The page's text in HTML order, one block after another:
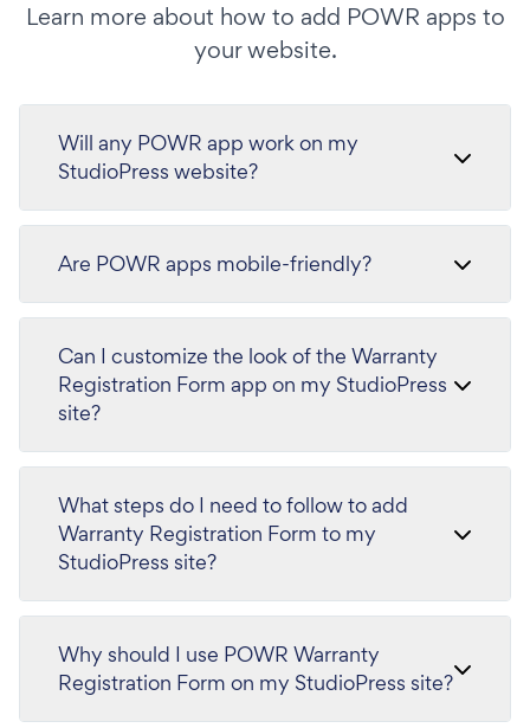
Learn more about how to add POWR apps to
your website.
Will any POWR app work on my
StudioPress website?
Are POWR apps mobile-friendly?
Can I customize the look of the Warranty
Registration Form app on my StudioPress
site?
What steps do I need to follow to add
Warranty Registration Form to my
StudioPress site?
Why should I use POWR Warranty
Registration Form on my StudioPress site?